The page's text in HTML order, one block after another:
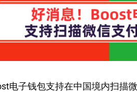
电子钱包支持在中国境内扫描